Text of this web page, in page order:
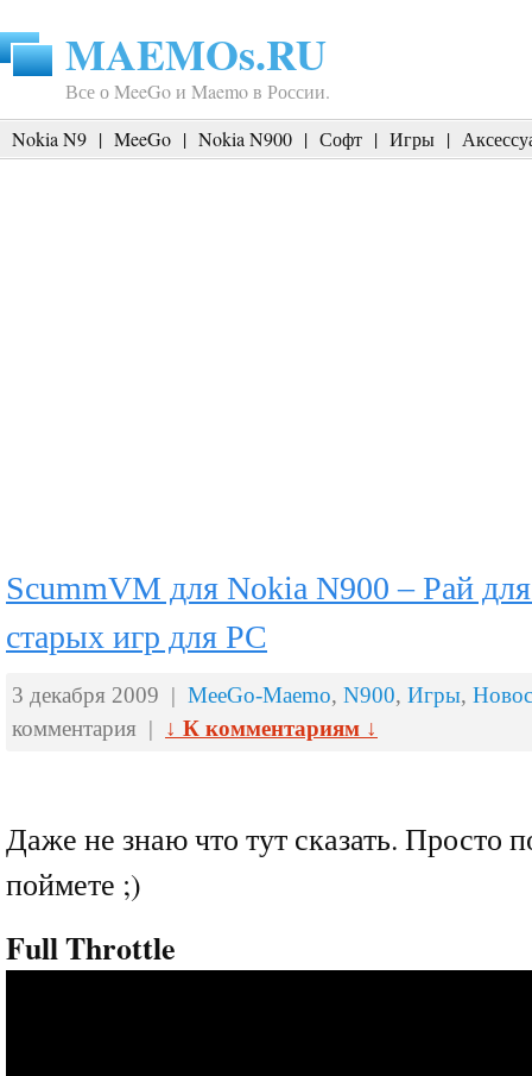
MAEMOs.RU
Все о MeeGo и Maemo в России.
Nokia N9 | MeeGo | Nokia N900 | Софт | Игры |
ScummVM для Nokia N900 – Рай
старых игр для PC
3 декабря 2009 | MeeGo-Maemo, N900, Игры,
комментария | ↓ К комментариям ↓
Даже не знаю что тут сказать. Просто
поймете ;)
Full Throttle